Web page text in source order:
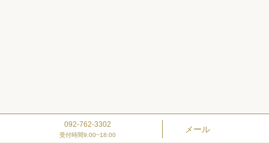
092-762-3302
受付時間9:00~18:00
メール